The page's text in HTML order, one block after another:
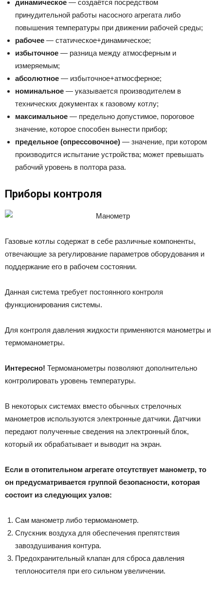
динамическое — создаётся посредством
принудительной работы насосного агрегата либо
повышения температуры при движении рабочей среды;
рабочее — статическое+динамическое;
избыточное — разница между атмосферным и
измеряемым;
абсолютное — избыточное+атмосферное;
номинальное — указывается производителем в
технических документах к газовому котлу;
максимальное — предельно допустимое, пороговое
значение, которое способен вынести прибор;
предельное (опрессовочное) — значение, при котором
производится испытание устройства; может превышать
рабочий уровень в полтора раза.
Приборы контроля
Газовые котлы содержат в себе различные компоненты,
отвечающие за регулирование параметров оборудования и
поддержание его в рабочем состоянии.
Данная система требует постоянного контроля
функционирования системы.
Для контроля давления жидкости применяются манометры и
термоманометры.
Интересно! Термоманометры позволяют дополнительно
контролировать уровень температуры.
В некоторых системах вместо обычных стрелочных
манометров используются электронные датчики. Датчики
передают полученные сведения на электронный блок,
который их обрабатывает и выводит на экран.
Если в отопительном агрегате отсутствует манометр, то
он предусматривается группой безопасности, которая
состоит из следующих узлов:
Сам манометр либо термоманометр.
Спускник воздуха для обеспечения препятствия
завоздушивания контура.
Предохранительный клапан для сброса давления
теплоносителя при его сильном увеличении.